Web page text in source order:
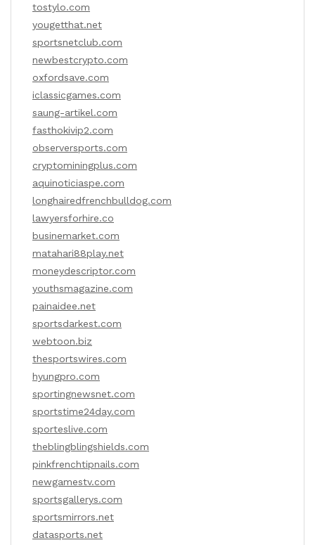
tostylo.com
yougetthat.net
sportsnetclub.com
newbestcrypto.com
oxfordsave.com
iclassicgames.com
saung-artikel.com
fasthokivip2.com
observersports.com
cryptominingplus.com
aquinoticiaspe.com
longhairedfrenchbulldog.com
lawyersforhire.co
businemarket.com
matahari88play.net
moneydescriptor.com
youthsmagazine.com
painaidee.net
sportsdarkest.com
webtoon.biz
thesportswires.com
hyungpro.com
sportingnewsnet.com
sportstime24day.com
sporteslive.com
theblingblingshields.com
pinkfrenchtipnails.com
newgamestv.com
sportsgallerys.com
sportsmirrors.net
datasports.net